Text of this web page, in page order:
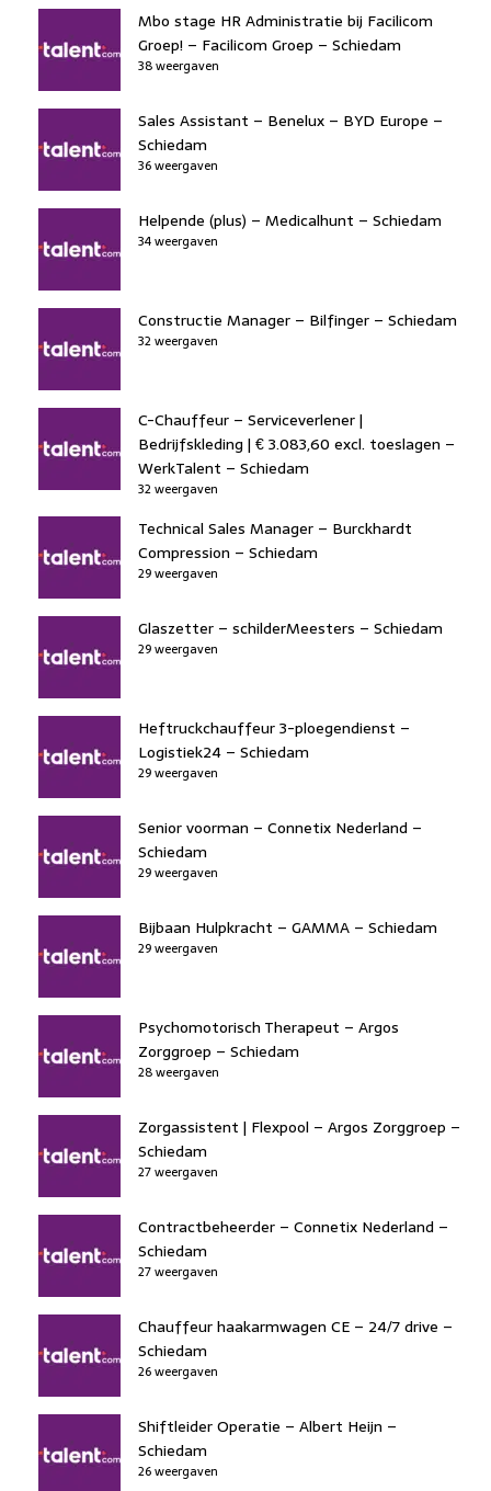
Mbo stage HR Administratie bij Facilicom
Groep! – Facilicom Groep – Schiedam
38 weergaven
Sales Assistant – Benelux – BYD Europe –
Schiedam
36 weergaven
Helpende (plus) – Medicalhunt – Schiedam
34 weergaven
Constructie Manager – Bilfinger – Schiedam
32 weergaven
C-Chauffeur – Serviceverlener |
Bedrijfskleding | € 3.083,60 excl. toeslagen –
WerkTalent – Schiedam
32 weergaven
Technical Sales Manager – Burckhardt
Compression – Schiedam
29 weergaven
Glaszetter – schilderMeesters – Schiedam
29 weergaven
Heftruckchauffeur 3-ploegendienst –
Logistiek24 – Schiedam
29 weergaven
Senior voorman – Connetix Nederland –
Schiedam
29 weergaven
Bijbaan Hulpkracht – GAMMA – Schiedam
29 weergaven
Psychomotorisch Therapeut – Argos
Zorggroep – Schiedam
28 weergaven
Zorgassistent | Flexpool – Argos Zorggroep –
Schiedam
27 weergaven
Contractbeheerder – Connetix Nederland –
Schiedam
27 weergaven
Chauffeur haakarmwagen CE – 24/7 drive –
Schiedam
26 weergaven
Shiftleider Operatie – Albert Heijn –
Schiedam
26 weergaven